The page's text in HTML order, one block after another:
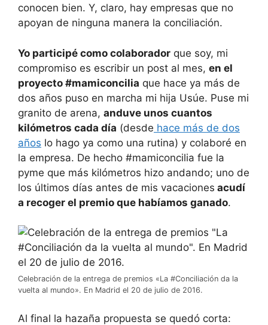
conocen bien. Y, claro, hay empresas que no
apoyan de ninguna manera la conciliación.
Yo participé como colaborador que soy, mi
compromiso es escribir un post al mes, en el
proyecto #mamiconcilia que hace ya más de
dos años puso en marcha mi hija Usúe. Puse mi
granito de arena, anduve unos cuantos
kilómetros cada día (desde hace más de dos
años lo hago ya como una rutina) y colaboré en
la empresa. De hecho #mamiconcilia fue la
pyme que más kilómetros hizo andando; uno de
los últimos días antes de mis vacaciones acudí
a recoger el premio que habíamos ganado.
Celebración de la entrega de premios «La #Conciliación da la
vuelta al mundo». En Madrid el 20 de julio de 2016.
Al final la hazaña propuesta se quedó corta: